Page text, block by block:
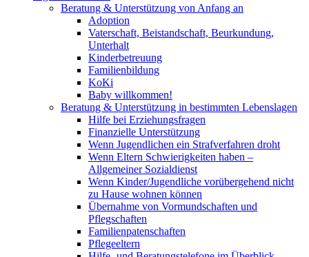
Beratung & Unterstützung von Anfang an
Adoption
Vaterschaft, Beistandschaft, Beurkundung,
Unterhalt
Kinderbetreuung
Familienbildung
KoKi
Baby willkommen!
Beratung & Unterstützung in bestimmten Lebenslagen
Hilfe bei Erziehungsfragen
Finanzielle Unterstützung
Wenn Jugendlichen ein Strafverfahren droht
Wenn Eltern Schwierigkeiten haben –
Allgemeiner Sozialdienst
Wenn Kinder/Jugendliche vorübergehend nicht
zu Hause wohnen können
Übernahme von Vormundschaften und
Pflegschaften
Familienpatenschaften
Pflegeeltern